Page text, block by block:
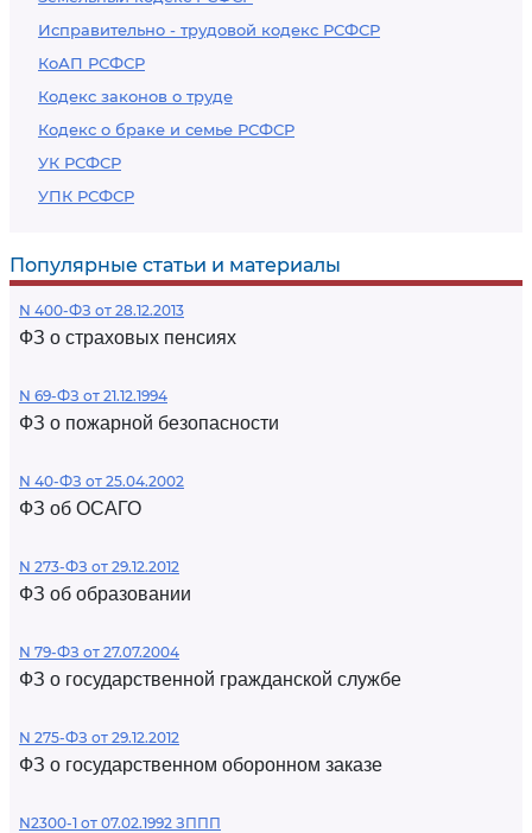
Исправительно - трудовой кодекс РСФСР
КоАП РСФСР
Кодекс законов о труде
Кодекс о браке и семье РСФСР
УК РСФСР
УПК РСФСР
Популярные статьи и материалы
N 400-ФЗ от 28.12.2013
ФЗ о страховых пенсиях
N 69-ФЗ от 21.12.1994
ФЗ о пожарной безопасности
N 40-ФЗ от 25.04.2002
ФЗ об ОСАГО
N 273-ФЗ от 29.12.2012
ФЗ об образовании
N 79-ФЗ от 27.07.2004
ФЗ о государственной гражданской службе
N 275-ФЗ от 29.12.2012
ФЗ о государственном оборонном заказе
N2300-1 от 07.02.1992 ЗППП